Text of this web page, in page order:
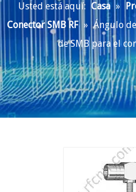
Usted está aquí: Casa »
Conector SMB RF » Ángulo
de SMB para el